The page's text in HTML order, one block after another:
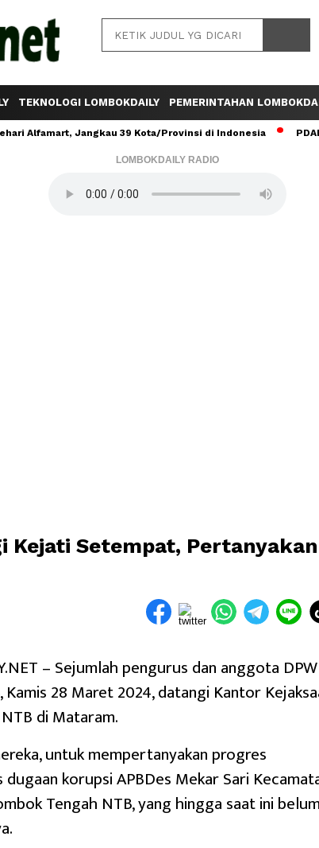
TEKNOLOGI LOMBOKDAILY PEMERINTAHAN
Alfamart, Jangkau 39 Kota/Provinsi di Indonesia
LOMBOKDAILY RADIO
Kejati Setempat, Pertanyakan
– Sejumlah pengurus dan anggota DPW
Kamis 28 Maret 2024, datangi Kantor
di Mataram.
untuk mempertanyakan progres
korupsi APBDes Mekar Sari
Tengah NTB, yang hingga saat ini belum
50 Orang Anggota DPRD Terpilih